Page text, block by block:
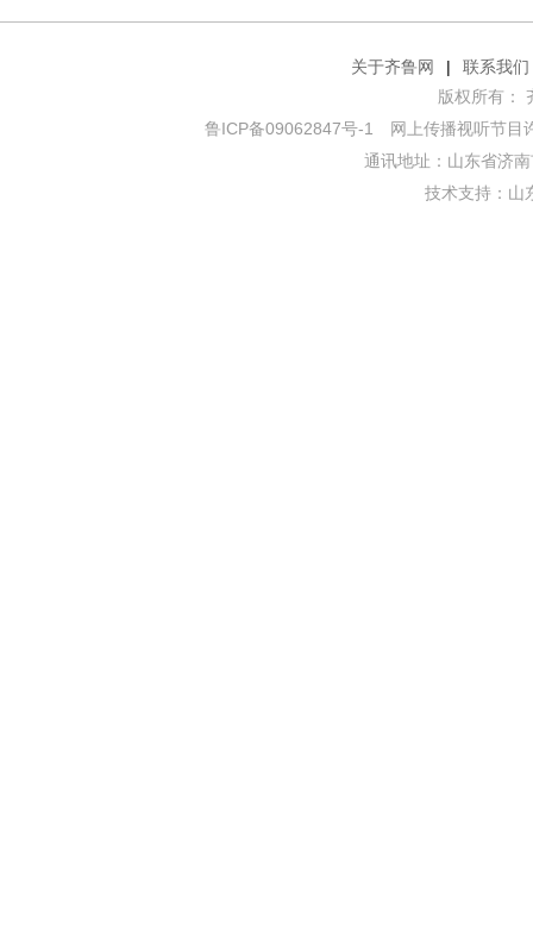
关于齐鲁网 |
联系我们
版权所有：
鲁ICP备09062847号-1
网上传播视听节目
通讯地址：山东省济
技术支持： 山